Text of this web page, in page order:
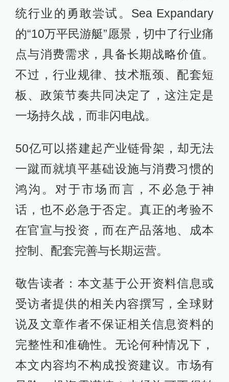
统行业的勇敢尝试。Sea Expandary
的“10万平民游艇”愿景，切中了行业痛
点与消费需求，具备长期战略价值。
不过，行业规律、技术瓶颈、配套短
板、政策节奏共同决定了，这注定是
一场持久战，而非闪电战。
50亿可以搭建起产业链骨架，却无法
一蹴而就填平基础设施与消费习惯的
鸿沟。对于市场而言，不必急于神
话，也不必急于否定。真正的考验不
在官宣与投资，而在产品落地、成本
控制、配套完善与长期运营。
敬告读者：本文基于公开资料信息或
受访者提供的相关内容撰写，全球财
说及文章作者不保证相关信息资料的
完整性和准确性。无论何种情况下，
本文内容均不构成投资建议。市场有